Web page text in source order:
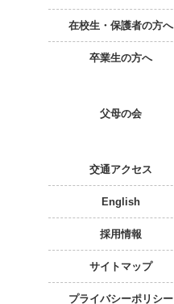
在校生・保護者の方へ
卒業生の方へ
父母の会
交通アクセス
English
採用情報
サイトマップ
プライバシーポリシー